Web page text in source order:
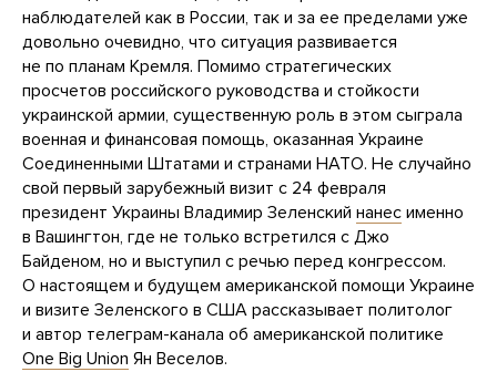
наблюдателей как в России, так и за ее пределами уже
довольно очевидно, что ситуация развивается
не по планам Кремля. Помимо стратегических
просчетов российского руководства и стойкости
украинской армии, существенную роль в этом сыграла
военная и финансовая помощь, оказанная Украине
Соединенными Штатами и странами НАТО. Не случайно
свой первый зарубежный визит с 24 февраля
президент Украины Владимир Зеленский нанес именно
в Вашингтон, где не только встретился с Джо
Байденом, но и выступил с речью перед конгрессом.
О настоящем и будущем американской помощи Украине
и визите Зеленского в США рассказывает политолог
и автор телеграм-канала об американской политике
One Big Union Ян Веселов.